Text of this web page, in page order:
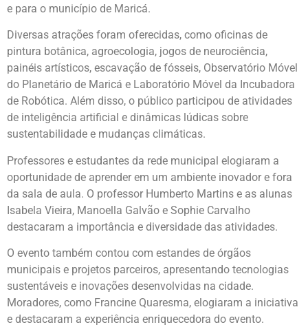
e para o município de Maricá.
Diversas atrações foram oferecidas, como oficinas de
pintura botânica, agroecologia, jogos de neurociência,
painéis artísticos, escavação de fósseis, Observatório Móvel
do Planetário de Maricá e Laboratório Móvel da Incubadora
de Robótica. Além disso, o público participou de atividades
de inteligência artificial e dinâmicas lúdicas sobre
sustentabilidade e mudanças climáticas.
Professores e estudantes da rede municipal elogiaram a
oportunidade de aprender em um ambiente inovador e fora
da sala de aula. O professor Humberto Martins e as alunas
Isabela Vieira, Manoella Galvão e Sophie Carvalho
destacaram a importância e diversidade das atividades.
O evento também contou com estandes de órgãos
municipais e projetos parceiros, apresentando tecnologias
sustentáveis e inovações desenvolvidas na cidade.
Moradores, como Francine Quaresma, elogiaram a iniciativa
e destacaram a experiência enriquecedora do evento.